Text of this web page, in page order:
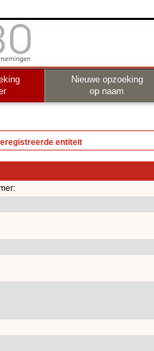
Nieuwe opzoeking
op naam
entiteit